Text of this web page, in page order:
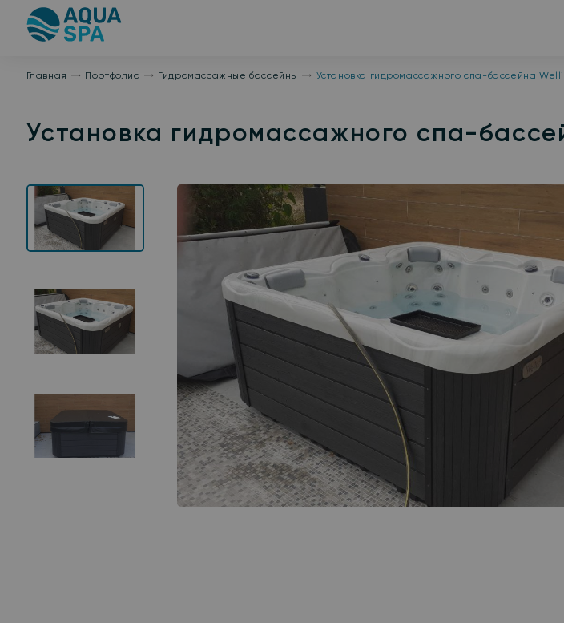
На
главную
Главная Портфолио Гидромассажные бассейны Установка гидромассажного спа-бассейна
Установка гидромассажного спа-